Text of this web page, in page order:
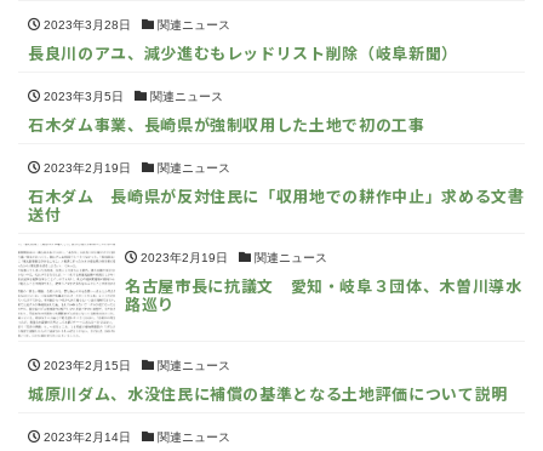
2023年3月28日 関連ニュース
長良川のアユ、減少進むもレッドリスト削除（岐阜新聞）
2023年3月5日 関連ニュース
石木ダム事業、長崎県が強制収用した土地で初の工事
2023年2月19日 関連ニュース
石木ダム 長崎県が反対住民に「収用地での耕作中止」求める文書
送付
2023年2月19日 関連ニュース
名古屋市長に抗議文 愛知・岐阜３団体、木曽川導水
路巡り
2023年2月15日 関連ニュース
城原川ダム、水没住民に補償の基準となる土地評価について説明
2023年2月14日 関連ニュース